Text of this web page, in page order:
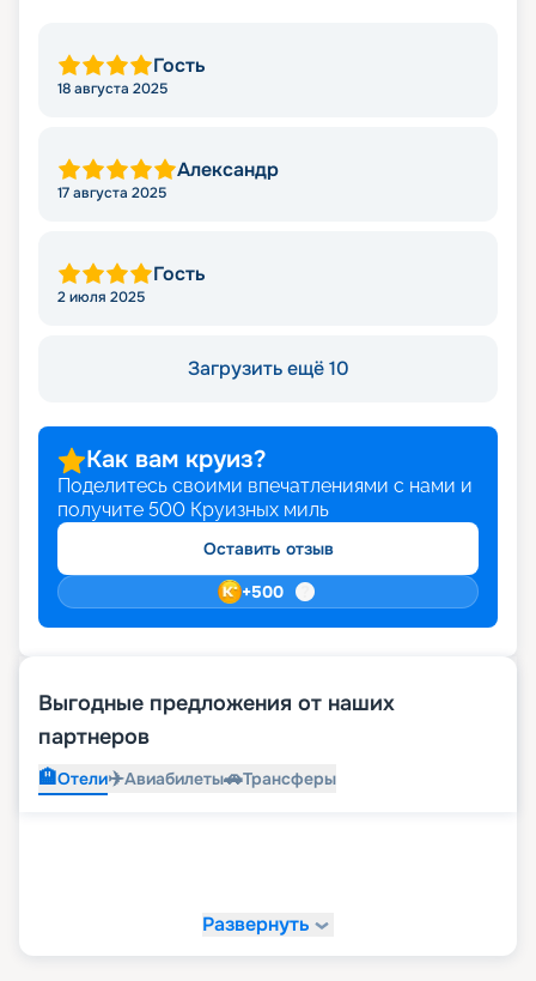
Гость
18 августа 2025
Александр
17 августа 2025
Гость
2 июля 2025
Загрузить ещё 10
Как вам круиз?
Поделитесь своими впечатлениями с нами и
получите 500 Круизных миль
Оставить отзыв
+500
Выгодные предложения от наших
партнеров
🏨Отели✈️Авиабилеты🚗Трансферы
Развернуть